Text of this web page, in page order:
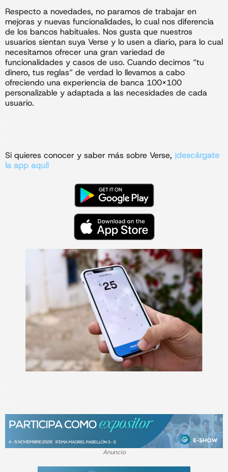
Respecto a novedades, no paramos de trabajar en
mejoras y nuevas funcionalidades, lo cual nos diferencia
de los bancos habituales. Nos gusta que nuestros
usuarios sientan suya Verse y lo usen a diario, para lo cual
necesitamos ofrecer una gran variedad de
funcionalidades y casos de uso. Cuando decimos “tu
dinero, tus reglas” de verdad lo llevamos a cabo
ofreciendo una experiencia de banca 100×100
personalizable y adaptada a las necesidades de cada
usuario.
Si quieres conocer y saber más sobre Verse, ¡descárgate
la app aquí!
Anuncio